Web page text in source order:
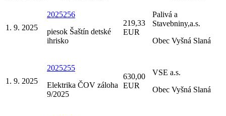
1. 9. 2025
2025256
piesok Šaštín detské
ihrisko
219,33
EUR
Palivá a
Stavebniny,a.s.
Obec Vyšná Slaná
1. 9. 2025
2025255
Elektrika ČOV záloha
9/2025
630,00
EUR
VSE a.s.
Obec Vyšná Slaná